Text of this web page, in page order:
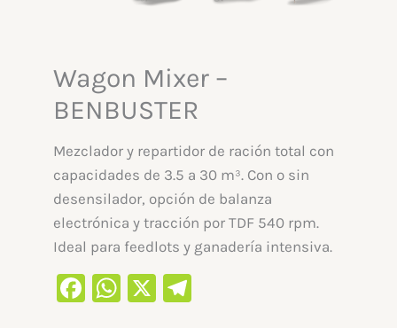
Wagon Mixer –
BENBUSTER
Mezclador y repartidor de ración total con
capacidades de 3.5 a 30 m³. Con o sin
desensilador, opción de balanza
electrónica y tracción por TDF 540 rpm.
Ideal para feedlots y ganadería intensiva.
Facebook
WhatsApp
X